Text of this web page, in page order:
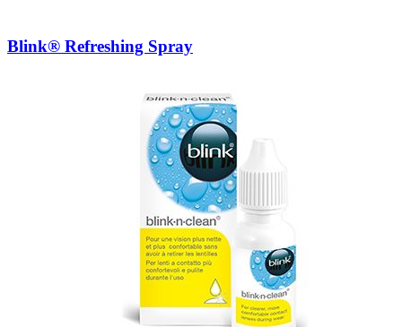
Blink® Refreshing Spray